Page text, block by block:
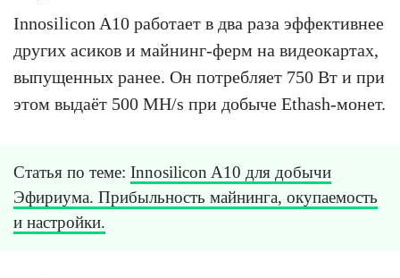
Innosilicon A10 работает в два раза эффективнее
других асиков и майнинг-ферм на видеокартах,
выпущенных ранее. Он потребляет 750 Вт и при
этом выдаёт 500 MH/s при добыче Ethash-монет.
Статья по теме: Innosilicon A10 для добычи
Эфириума. Прибыльность майнинга, окупаемость
и настройки.